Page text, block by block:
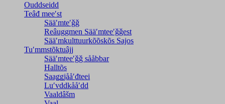
Ouddseidd
Teâđ meeʹst
Sääʹmteʹǧǧ
Reâuggmen Sääʹmteeʹǧǧest
Sääʹmkulttuurkõõskõs Sajos
Tuʹmmstõktuâjj
Sääʹmteeʹǧǧ sååbbar
Halltõs
Saaǥǥjååʹđteei
Luʹvddkååʹdd
Vaaldâšm